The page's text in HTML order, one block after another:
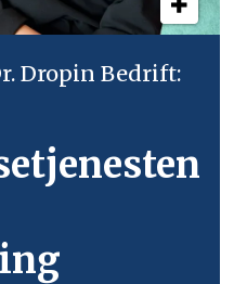
Dropin Bedrift: